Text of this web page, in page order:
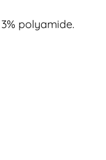
polyamide.